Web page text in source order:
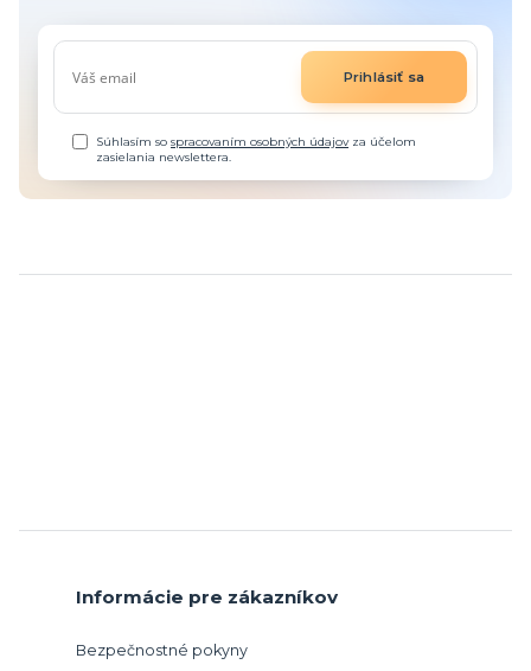
Prihlásiť sa
Súhlasím sospracovaním osobných údajovza účelom
zasielania newslettera.
Informácie pre zákazníkov
Bezpečnostné pokyny